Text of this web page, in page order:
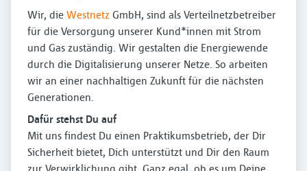
Wir, die Westnetz GmbH, sind als Verteilnetzbetreiber
für die Versorgung unserer Kund*innen mit Strom
und Gas zuständig. Wir gestalten die Energiewende
durch die Digitalisierung unserer Netze. So arbeiten
wir an einer nachhaltigen Zukunft für die nächsten
Generationen.
Dafür stehst Du auf
Mit uns findest Du einen Praktikumsbetrieb, der Dir
Sicherheit bietet, Dich unterstützt und Dir den Raum
zur Verwirklichung gibt. Ganz egal, ob es um Deine